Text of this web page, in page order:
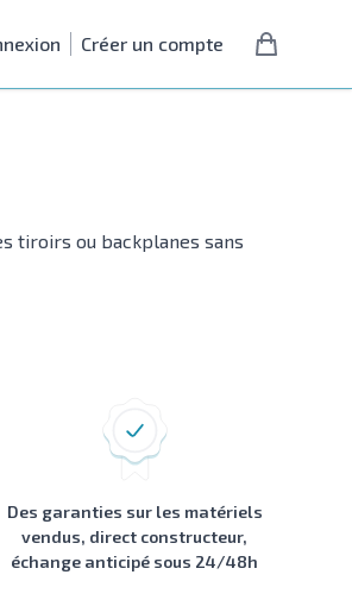
Créer un compte
tiroirs ou backplanes sans
Des garanties sur les matériels
vendus, direct constructeur,
échange anticipé sous 24/48h